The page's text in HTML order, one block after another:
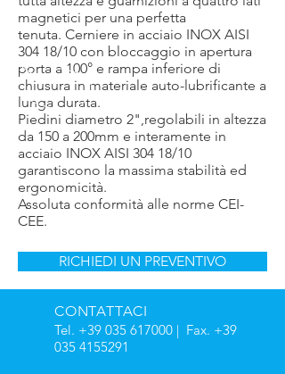
magnetici per una perfetta
tenuta. Cerniere in acciaio INOX AISI
304 18/10 con bloccaggio in apertura
porta a 100° e rampa inferiore di
chiusura in materiale auto-lubrificante a
lunga durata.
Piedini diametro 2",regolabili in altezza
da 150 a 200mm e interamente in
acciaio INOX AISI 304 18/10
garantiscono la massima stabilità ed
ergonomicità.
Assoluta conformità alle norme CEI-
CEE.
RICHIEDI UN PREVENTIVO
CONTATTACI
Tel. +39 035 617000 | Fax. +39
035 4155291